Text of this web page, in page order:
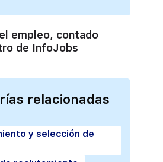
empleo, contado
de InfoJobs
relacionadas
y selección de